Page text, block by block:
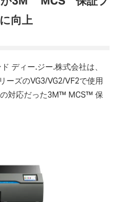
向上
ディー.ジー.株式会社は、
ーズのVG3/VG2/VF2で使用
対応だった3M™ MCS™ 保